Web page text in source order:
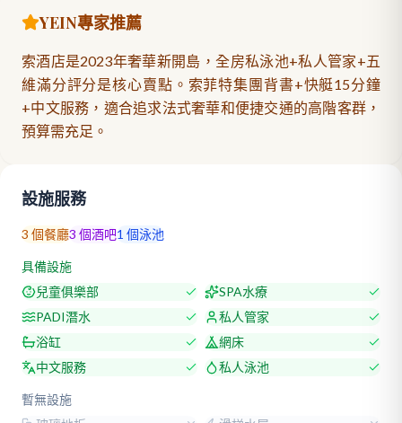
YEIN專家推薦
索酒店是2023年奢華新開島，全房私泳池+私人管家+五
維滿分評分是核心賣點。索菲特集團背書+快艇15分鐘
+中文服務，適合追求法式奢華和便捷交通的高階客群，
預算需充足。
設施服務
3 個餐廳3 個酒吧1 個泳池
具備設施
兒童俱樂部
SPA水療
PADI潛水
私人管家
浴缸
網床
中文服務
私人泳池
暫無設施